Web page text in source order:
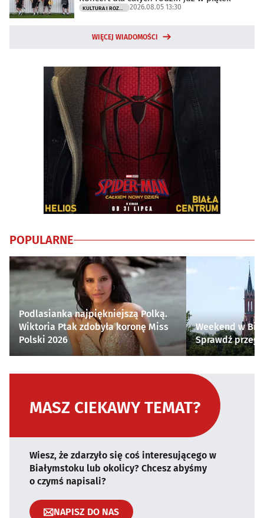
2026.08.05 13:30
WIĘCEJ WIADOMOŚCI
POPULARNE
Podlasianka najpiękniejszą Polką.
Wiktoria Ptak zdobyła koronę Miss
Polski 2026
Weekend w
Sprawdź
MASZ CIEKAWY TEMAT?
Wiesz, że zdarzyło się coś interesującego w
Białymstoku lub okolicy? Chcesz abyśmy
o czymś napisali?
NAPISZ DO NAS